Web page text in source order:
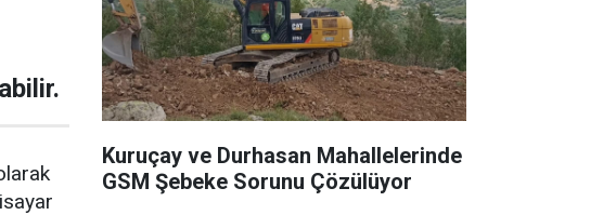
Kuruçay ve Durhasan Mahallelerinde
GSM Şebeke Sorunu Çözülüyor